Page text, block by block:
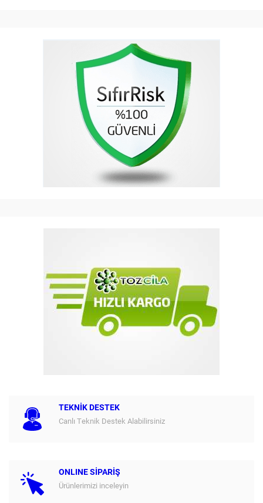
TEKNİK DESTEK
Canlı Teknik Destek Alabilirsiniz
ONLINE SİPARİŞ
Ürünlerimizi inceleyin